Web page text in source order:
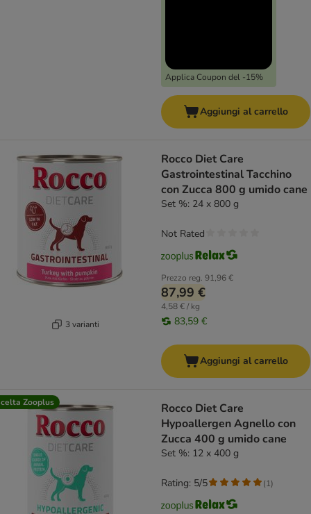
Applica Coupon del -15%
Aggiungi al carrello
3 varianti
Rocco Diet Care
Gastrointestinal Tacchino
con Zucca 800 g umido cane
Set %: 24 x 800 g
Prezzo reg. 91,96 €
87,99 €
4,58 € / kg
83,59 €
Not Rated
Aggiungi al carrello
Zooplus
Rocco Diet Care
Hypoallergen Agnello con
Zucca 400 g umido cane
Set %: 12 x 400 g
Rating: 5/5 (1)